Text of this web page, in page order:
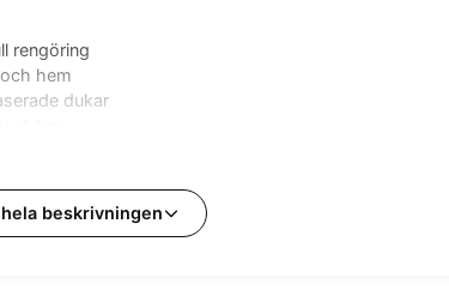
rengöring
hem
dukar
30 wipes
beskrivningen